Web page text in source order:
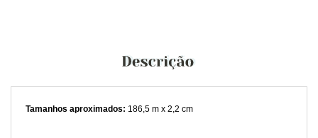
Tamanhos aproximados: 186,5 m x 2,2 cm